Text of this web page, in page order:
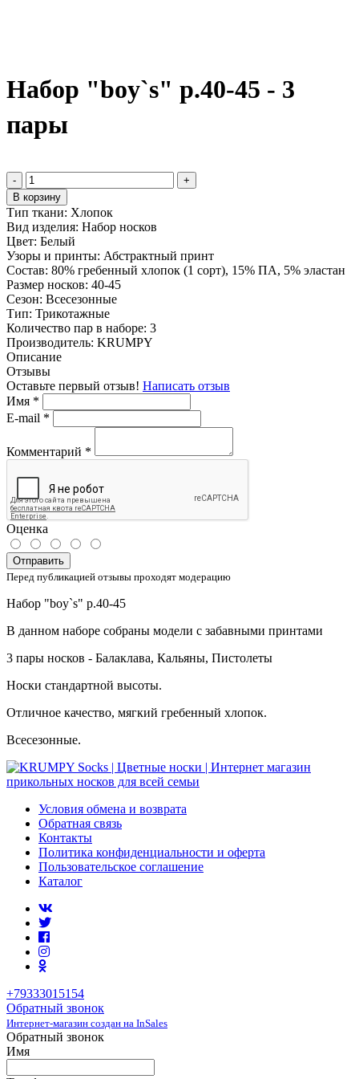
Набор "boy`s" р.40-45 - 3
пары
-
+
В корзину
Тип ткани: Хлопок
Вид изделия: Набор носков
Цвет: Белый
Узоры и принты: Абстрактный принт
Состав: 80% гребенный хлопок (1 сорт), 15% ПА, 5% эластан
Размер носков: 40-45
Сезон: Всесезонные
Тип: Трикотажные
Количество пар в наборе: 3
Производитель: KRUMPY
Описание
Отзывы
Оставьте первый отзыв! Написать отзыв
Имя *
E-mail *
Комментарий *
Оценка
Отправить
Перед публикацией отзывы проходят модерацию
Набор "boy`s" р.40-45
В данном наборе собраны модели с забавными принтами
3 пары носков - Балаклава, Кальяны, Пистолеты
Носки стандартной высоты.
Отличное качество, мягкий гребенный хлопок.
Всесезонные.
Условия обмена и возврата
Обратная связь
Контакты
Политика конфиденциальности и оферта
Пользовательское соглашение
Каталог
+79333015154
Обратный звонок
Интернет-магазин создан на InSales
Обратный звонок
Имя